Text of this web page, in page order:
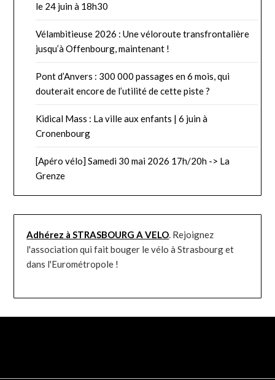
le 24 juin à 18h30
Vélambitieuse 2026 : Une véloroute transfrontalière
jusqu’à Offenbourg, maintenant !
Pont d’Anvers : 300 000 passages en 6 mois, qui
douterait encore de l’utilité de cette piste ?
Kidical Mass : La ville aux enfants | 6 juin à
Cronenbourg
[Apéro vélo] Samedi 30 mai 2026 17h/20h -> La
Grenze
Adhérez à STRASBOURG A VELO. Rejoignez
l'association qui fait bouger le vélo à Strasbourg et
dans l'Eurométropole !